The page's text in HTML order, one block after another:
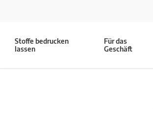
Stoffe bedrucken
lassen
Für das
Geschäft